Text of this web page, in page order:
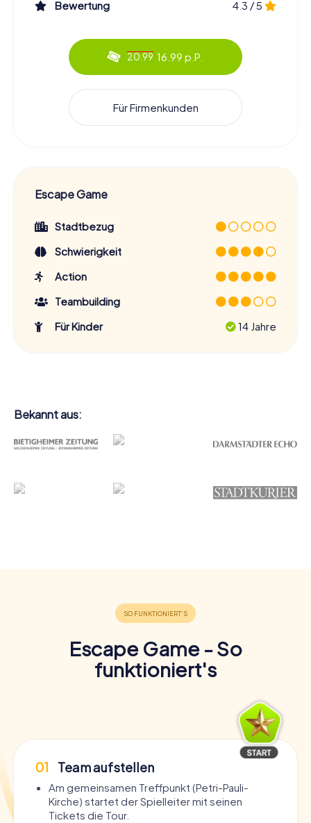
Bewertung 4.3 / 5
20.99 16.99 p.P.
Für Firmenkunden
Escape Game
Stadtbezug
Schwierigkeit
Action
Teambuilding
Für Kinder
14 Jahre
Bekannt aus:
Escape Game - So
funktioniert's
01 Team aufstellen
Am gemeinsamen Treffpunkt (Petri-Pauli-
Kirche) startet der Spielleiter mit seinen
Tickets die Tour.